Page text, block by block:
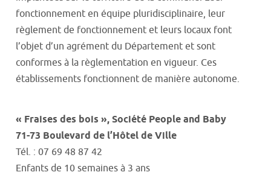
fonctionnement en équipe pluridisciplinaire, leur
règlement de fonctionnement et leurs locaux font
l’objet d’un agrément du Département et sont
conformes à la règlementation en vigueur. Ces
établissements fonctionnent de manière autonome.
« Fraises des bois », Société People and Baby
71-73 Boulevard de l’Hôtel de Ville
Tél. : 07 69 48 87 42
Enfants de 10 semaines à 3 ans